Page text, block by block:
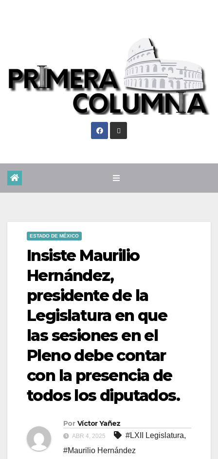
ESTADO DE MÉXICO
Insiste Maurilio
Hernández,
presidente de la
Legislatura en que
las sesiones en el
Pleno debe contar
con la presencia de
todos los diputados.
Por Víctor Yañez
ABR 4, 2025 #LXII Legislatura,
#Maurilio Hernández